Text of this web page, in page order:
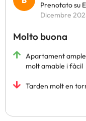
Prenotato su
Dicembre
Molto buona
Apartament
molt amable i fàcil
Tarden molt en